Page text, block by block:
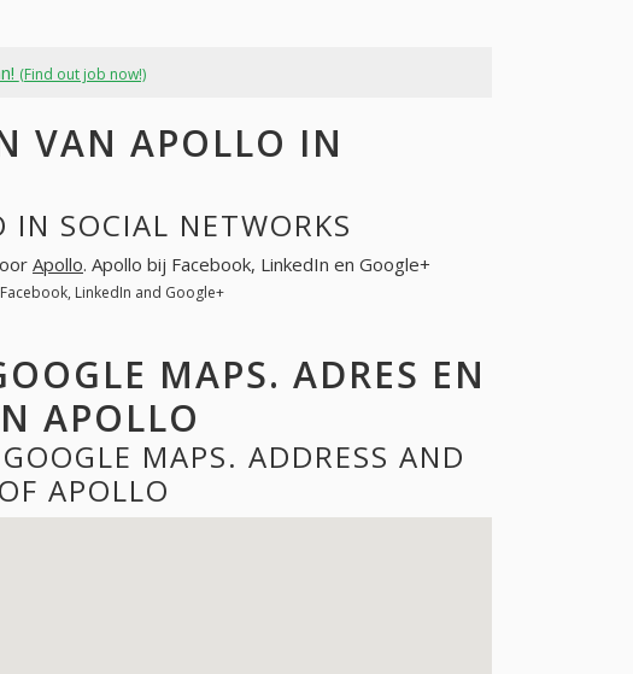
(Find out job now!)
VAN APOLLO IN
IN SOCIAL NETWORKS
Apollo. Apollo bij Facebook, LinkedIn en Google+
LinkedIn and Google+
MAPS. ADRES EN
APOLLO
MAPS. ADDRESS AND
APOLLO